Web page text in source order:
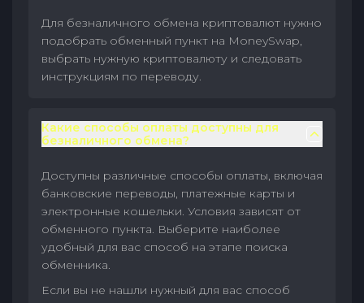
Для безналичного обмена криптовалют нужно
подобрать обменный пункт на MoneySwap,
выбрать нужную криптовалюту и следовать
инструкциям по переводу.
Какие способы оплаты доступны для
безналичного обмена?
Доступны различные способы оплаты, включая
банковские переводы, платежные карты и
электронные кошельки. Условия зависят от
обменного пункта. Выберите наиболее
удобный для вас способ на этапе поиска
обменника.
Если вы не нашли нужный для вас способ